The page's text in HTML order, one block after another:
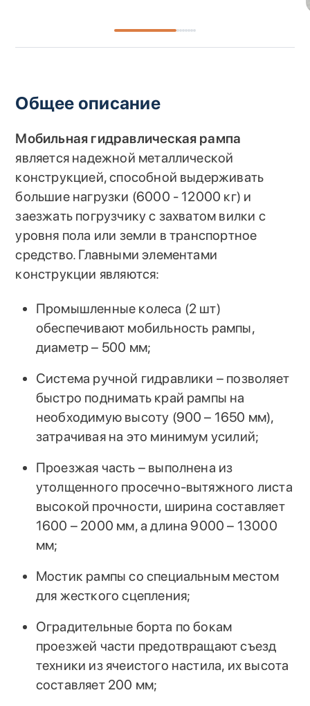
Общее описание
Мобильная гидравлическая рампа
является надежной металлической
конструкцией, способной выдерживать
большие нагрузки (6000 - 12000 кг) и
заезжать погрузчику с захватом вилки с
уровня пола или земли в транспортное
средство. Главными элементами
конструкции являются:
Промышленные колеса (2 шт)
обеспечивают мобильность рампы,
диаметр – 500 мм;
Система ручной гидравлики – позволяет
быстро поднимать край рампы на
необходимую высоту (900 – 1650 мм),
затрачивая на это минимум усилий;
Проезжая часть – выполнена из
утолщенного просечно-вытяжного листа
высокой прочности, ширина составляет
1600 – 2000 мм, а длина 9000 – 13000
мм;
Мостик рампы со специальным местом
для жесткого сцепления;
Оградительные борта по бокам
проезжей части предотвращают съезд
техники из ячеистого настила, их высота
составляет 200 мм;